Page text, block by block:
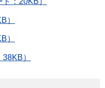
）
）
）